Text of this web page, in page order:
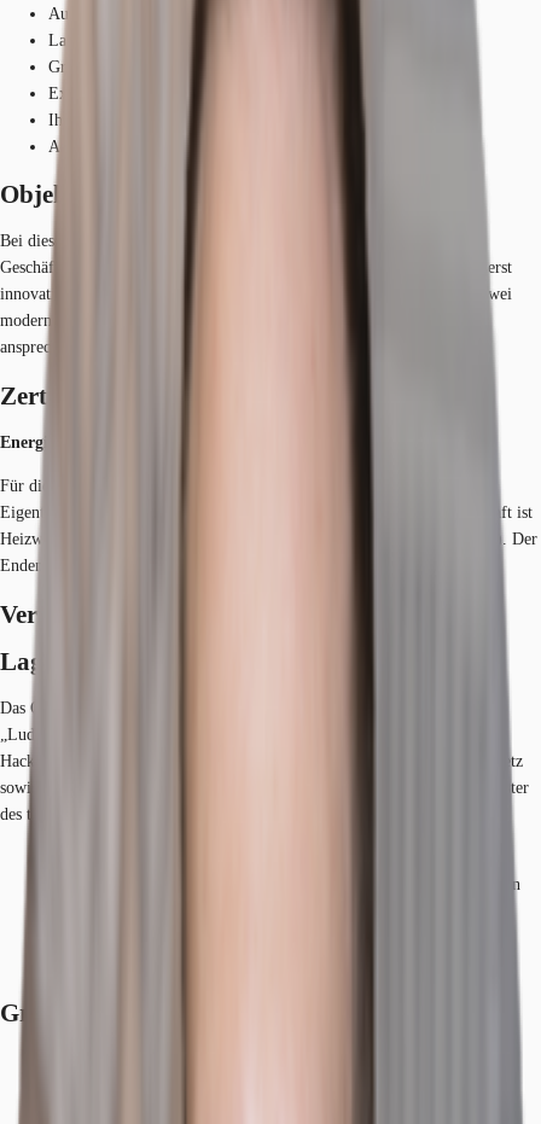
Ausstattung
Lage und Verkehrsanbindung
Grundriss
Exposé herunterladen
Ihr Kontakt
Anfrage senden
Objekt
Bei dieser Liegenschaft handelt es sich um ein modernes Büro- und
Geschäftshaus im eleganten 5 bis 6-geschossigen Neubau, mit einer äußerst
innovativen, anspruchsvollen, leichten und transparenten Architektur. Zwei
moderne Foyerbereiche mit repräsentativen Steinböden runden dieses
ansprechende Erscheinungsbild der Immobilie ab.
Zertifizierungen
Energieausweis
Für diese Liegenschaft liegt ein Bedarfsausweis vom 27.06.2016 vom
Eigentümer/Vermieter vor. Der wesentliche Energieträger der Liegenschaft ist
Heizwerk, fossil. Der Endenergiebedarf Strom beträgt 55.30 kWh/(m²*a). Der
Endenergiebedarf Wärme beträgt 97.30 kWh/(m²*a).
Verfügbare Fläche
Lage und Verkehrsanbindung
Das Objekt befindet sich in westlicher Innenstadtlage, im Stadtteil
„Ludwigsvorstadt-Isarvorstadt“, zwischen der Donnersberger- und
Hackerbrücke. Über den Mittleren Ring sind alle umliegenden Autobahnnetz
sowie der Flughafen München schnell und bequem zu erreichen. Dienstleister
des täglichen Bedarfs befinden sich in der Nähe.
S-Bahn, Hackerbrücke, Stammstrecke, Linien S1-S8, Gehzeit: 6 min
Grundriss